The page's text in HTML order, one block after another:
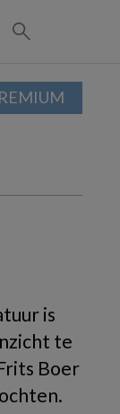
is
te
Boer